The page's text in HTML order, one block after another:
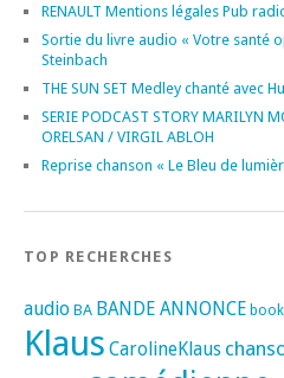
RENAULT Mentions légales Pub
Sortie du livre audio « Votre santé
Steinbach
THE SUN SET Medley chanté avec
SERIE PODCAST STORY MARILYN
ORELSAN / VIRGIL ABLOH
Reprise chanson « Le Bleu de
TOP RECHERCHES
audio BA BANDE ANNONCE book
Klaus CarolineKlaus